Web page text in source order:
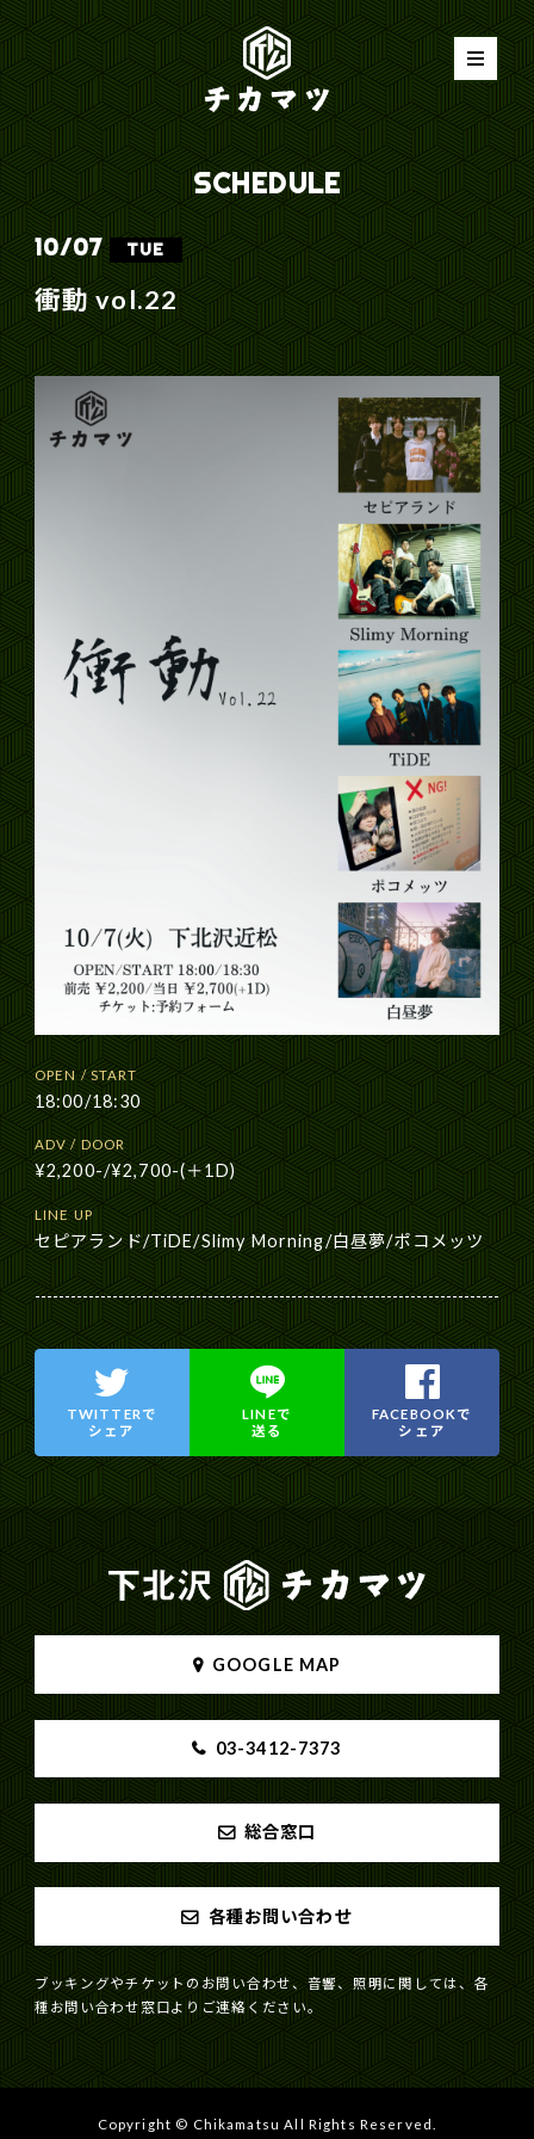
SCHEDULE
10/07 TUE
衝動 vol.22
OPEN / START
18:00/18:30
ADV / DOOR
¥2,200-/¥2,700-(＋1D)
LINE UP
セピアランド/TiDE/Slimy Morning/白昼夢/ポコメッツ
TWITTERで
シェア
LINEで
送る
FACEBOOKで
シェア
GOOGLE MAP
03-3412-7373
総合窓口
各種お問い合わせ
ブッキングやチケットのお問い合わせ、音響、照明に関しては、各
種お問い合わせ窓口よりご連絡ください。
Copyright © Chikamatsu All Rights Reserved.